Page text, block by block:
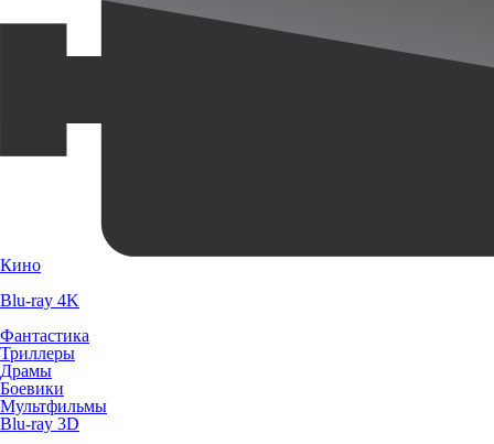
Кино
Blu-ray 4K
Фантастика
Триллеры
Драмы
Боевики
Мультфильмы
Blu-ray 3D